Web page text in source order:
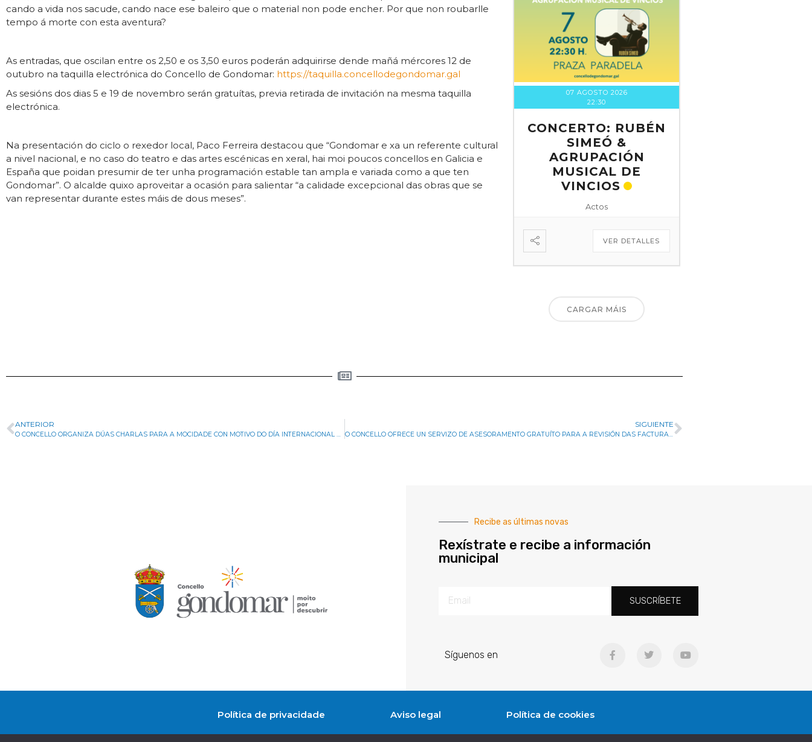
cando a vida nos sacude, cando nace ese baleiro que o material non pode encher. Por que non roubarlle
tempo á morte con esta aventura?
As entradas, que oscilan entre os 2,50 e os 3,50 euros poderán adquirirse dende mañá mércores 12 de
outubro na taquilla electrónica do Concello de Gondomar: https://taquilla.concellodegondomar.gal
As sesións dos dias 5 e 19 de novembro serán gratuítas, previa retirada de invitación na mesma taquilla
electrónica.
Na presentación do ciclo o rexedor local, Paco Ferreira destacou que “Gondomar e xa un referente cultural
a nivel nacional, e no caso do teatro e das artes escénicas en xeral, hai moi poucos concellos en Galicia e
España que poidan presumir de ter unha programación estable tan ampla e variada como a que ten
Gondomar”. O alcalde quixo aproveitar a ocasión para salientar “a calidade excepcional das obras que se
van representar durante estes máis de dous meses”.
07 AGOSTO 2026
22:30
CONCERTO: RUBÉN
SIMEÓ &
AGRUPACIÓN
MUSICAL DE
VINCIOS
Actos
VER DETALLES
CARGAR MÁIS
ANTERIOR
O CONCELLO ORGANIZA DÚAS CHARLAS PARA A MOCIDADE CON MOTIVO DO DÍA INTERNACIONAL DA SAÚDE MENTAL
SIGUIENTE
O CONCELLO OFRECE UN SERVIZO DE ASESORAMENTO GRATUÍTO PARA A REVISIÓN DAS FACTURAS ELÉCTRICAS PARA O COMERCIO DE GONDOMAR
Recibe as últimas novas
Rexístrate e recibe a información
municipal
SUSCRÍBETE
Síguenos en
Política de privacidade Aviso legal Política de cookies